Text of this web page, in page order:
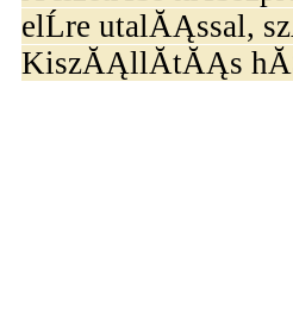
elĹre utalĂĄssal,
KiszĂĄllĂ­tĂĄs